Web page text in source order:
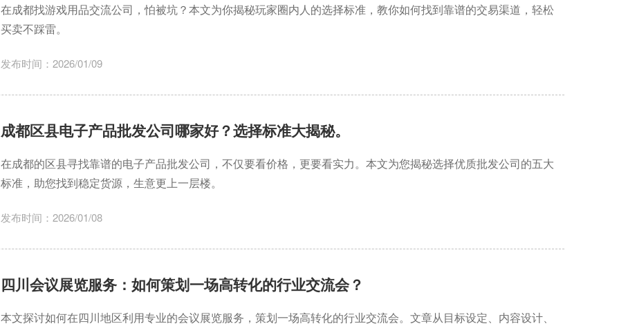
在成都找游戏用品交流公司，怕被坑？本文为你揭秘玩家圈内人的选择标准，教你如何找到靠谱的交易渠道，轻松
买卖不踩雷。
发布时间：2026/01/09
成都区县电子产品批发公司哪家好？选择标准大揭秘。
在成都的区县寻找靠谱的电子产品批发公司，不仅要看价格，更要看实力。本文为您揭秘选择优质批发公司的五大
标准，助您找到稳定货源，生意更上一层楼。
发布时间：2026/01/08
四川会议展览服务：如何策划一场高转化的行业交流会？
本文探讨如何在四川地区利用专业的会议展览服务，策划一场高转化的行业交流会。文章从目标设定、内容设计、